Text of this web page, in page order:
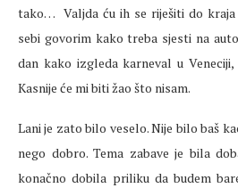
tako… Valjda ću ih se riješiti do kraja
sebi govorim kako treba sjesti na
dan kako izgleda karneval u
Kasnije će mi biti žao što nisam.
Lani je zato bilo veselo. Nije bilo baš
nego dobro. Tema zabave je bila
konačno dobila priliku da budem